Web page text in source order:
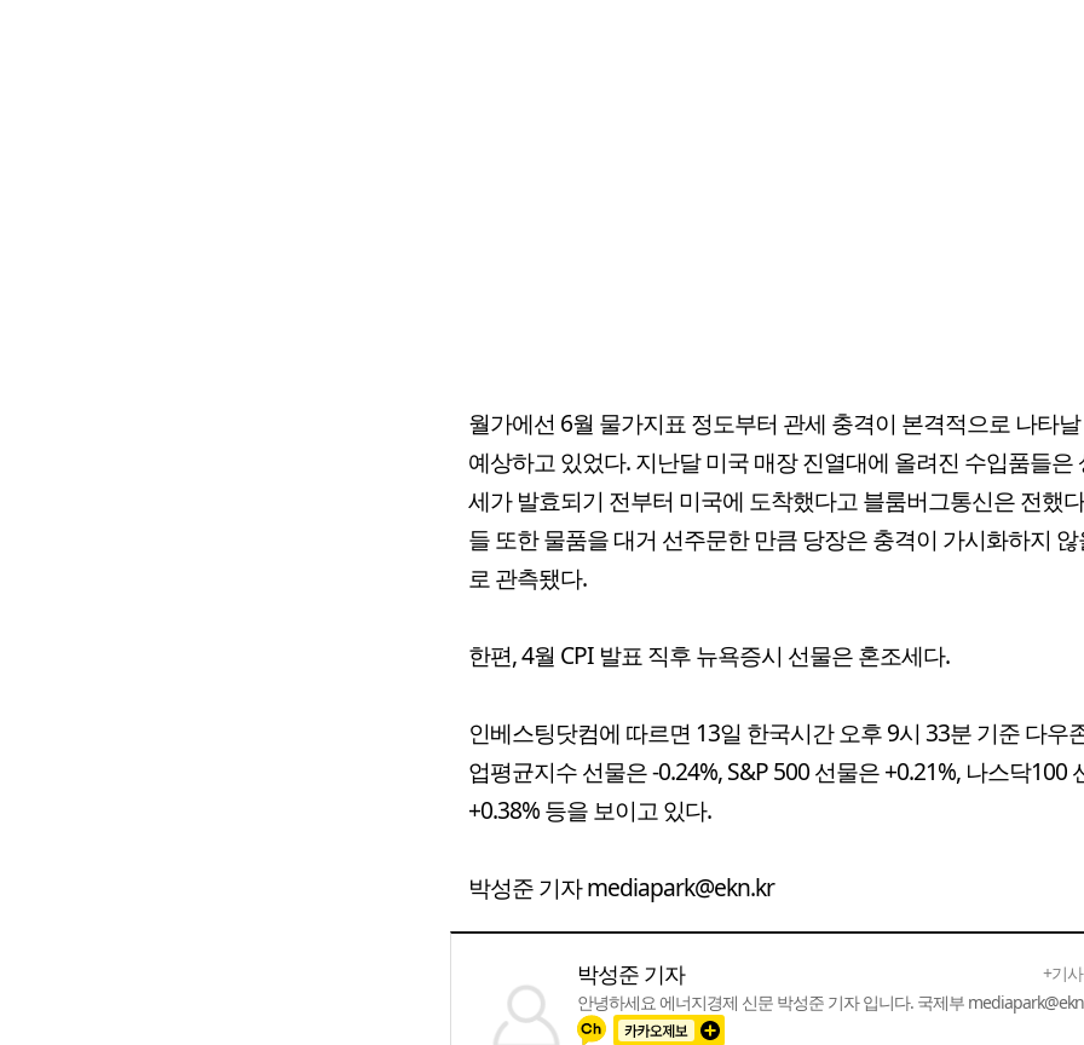
월가에선 6월 물가지표 정도부터 관세 충격이 본격적으로 나타
예상하고 있었다. 지난달 미국 매장 진열대에 올려진 수입품들은
세가 발효되기 전부터 미국에 도착했다고 블룸버그통신은 전했
들 또한 물품을 대거 선주문한 만큼 당장은 충격이 가시화하지
로 관측됐다.
한편, 4월 CPI 발표 직후 뉴욕증시 선물은 혼조세다.
인베스팅닷컴에 따르면 13일 한국시간 오후 9시 33분 기준 다우
업평균지수 선물은 -0.24%, S&P 500 선물은 +0.21%, 나스닥100
+0.38% 등을 보이고 있다.
박성준 기자 mediapark@ekn.kr
박성준 기자
+기
안녕하세요 에너지경제 신문 박성준 기자 입니다. 국제부